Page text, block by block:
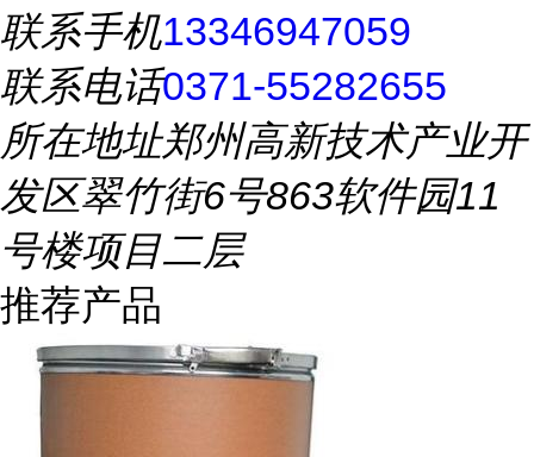
联系手机13346947059
联系电话0371-55282655
所在地址郑州高新技术产业开
发区翠竹街6号863软件园11
号楼项目二层
推荐产品